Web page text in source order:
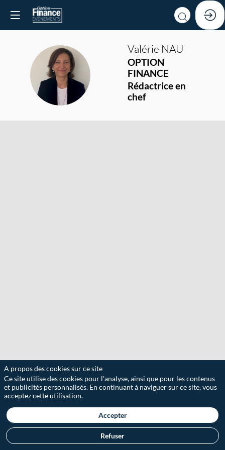
VN
Valérie NAU
OPTION
FINANCE
Rédactrice en
chef
A propos des cookies sur ce site
Ce site utilise des cookies pour l'analyse, ainsi que pour les contenus
et publicités personnalisés. En continuant à naviguer sur ce site, vous
acceptez cette utilisation.
Accepter
Refuser